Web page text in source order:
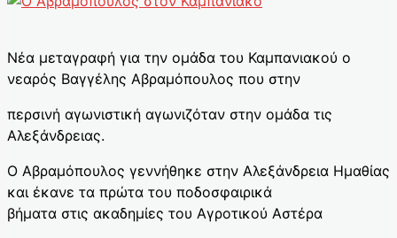
Νέα μεταγραφή για την ομάδα του Καμπανιακού ο
νεαρός Βαγγέλης Αβραμόπουλος που στην
περσινή αγωνιστική αγωνιζόταν στην ομάδα τις
Αλεξάνδρειας.
Ο Αβραμόπουλος γεννήθηκε στην Αλεξάνδρεια Ημαθίας
και έκανε τα πρώτα του ποδοσφαιρικά
βήματα στις ακαδημίες του Αγροτικού Αστέρα